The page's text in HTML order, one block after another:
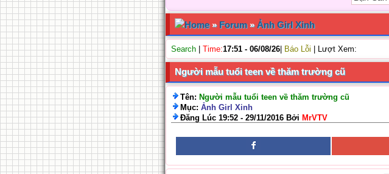
Home» Forum»Ảnh Girl Xinh
Search Time:17:51 - 06/08/26 Báo Lỗi | Lượt Xem:
Người mẫu tuổi teen về thăm trường cũ
Tên: Người mẫu tuổi teen về thăm trường cũ
Mục: Ảnh Girl Xinh
Đăng Lúc 19:52 - 29/11/2016 Bởi MrVTV